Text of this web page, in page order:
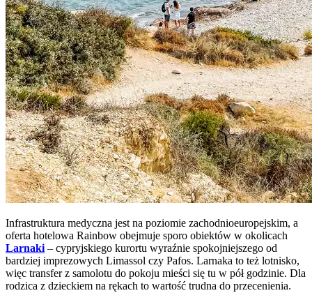
Infrastruktura medyczna jest na poziomie zachodnioeuropejskim, a
oferta hotelowa Rainbow obejmuje sporo obiektów w okolicach
Larnaki – cypryjskiego kurortu wyraźnie spokojniejszego od
bardziej imprezowych Limassol czy Pafos. Larnaka to też lotnisko,
więc transfer z samolotu do pokoju mieści się tu w pół godzinie. Dla
rodzica z dzieckiem na rękach to wartość trudna do przecenienia.